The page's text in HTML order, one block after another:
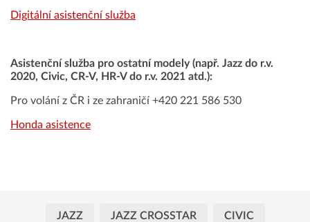
Digitální asistenční služba
Asistenční služba pro ostatní modely (např. Jazz do r.v.
2020, Civic, CR-V, HR-V do r.v. 2021 atd.):
Pro volání z ČR i ze zahraničí +420 221 586 530
Honda asistence
JAZZ JAZZ CROSSTAR CIVIC